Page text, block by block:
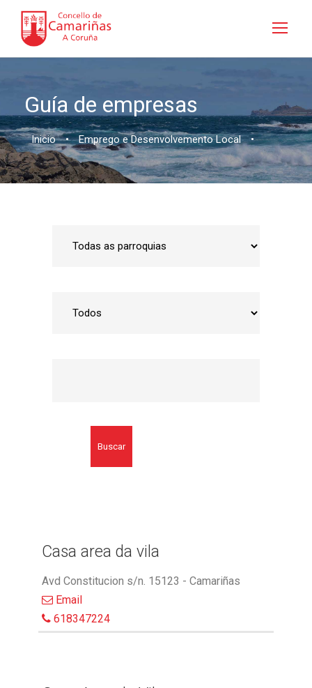
Guía de empresas
Inicio • Emprego e Desenvolvemento Local •
Buscar
Casa area da vila
Avd Constitucion s/n. 15123 - Camariñas
Email
618347224